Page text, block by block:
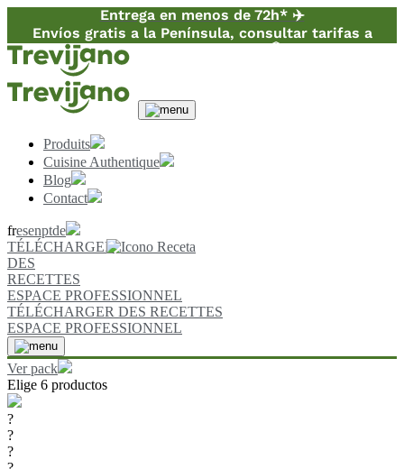
Entrega en menos de 72h* ✈️
Envíos gratis a la Península, consultar tarifas a
Canarias y Baleares 📦
Produits
Cuisine Authentique
Blog
Contact
fresenptde
TÉLÉCHARGER
DES
RECETTES
ESPACE PROFESSIONNEL
TÉLÉCHARGER DES RECETTES
ESPACE PROFESSIONNEL
Ver pack
Elige 6 productos
?
?
?